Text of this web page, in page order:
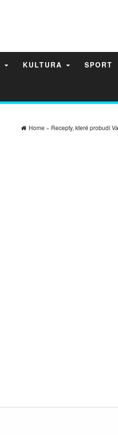
KULTURA SPORT
Home » Recepty, které probudí